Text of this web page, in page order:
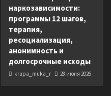
наркозависимости:
программы 12 шагов,
терапия,
ресоциализация,
анонимность и
долгосрочные исходы
krupa_muka_r 28 июня 2026